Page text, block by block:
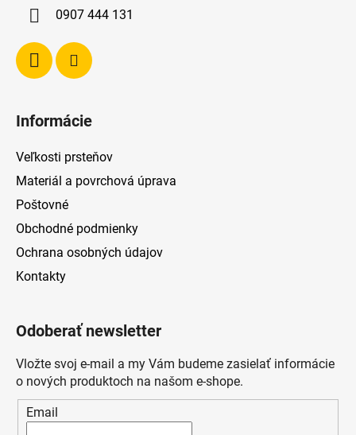
0907 444 131
Informácie
Veľkosti prsteňov
Materiál a povrchová úprava
Poštovné
Obchodné podmienky
Ochrana osobných údajov
Kontakty
Odoberať newsletter
Vložte svoj e-mail a my Vám budeme zasielať informácie
o nových produktoch na našom e-shope.
Email